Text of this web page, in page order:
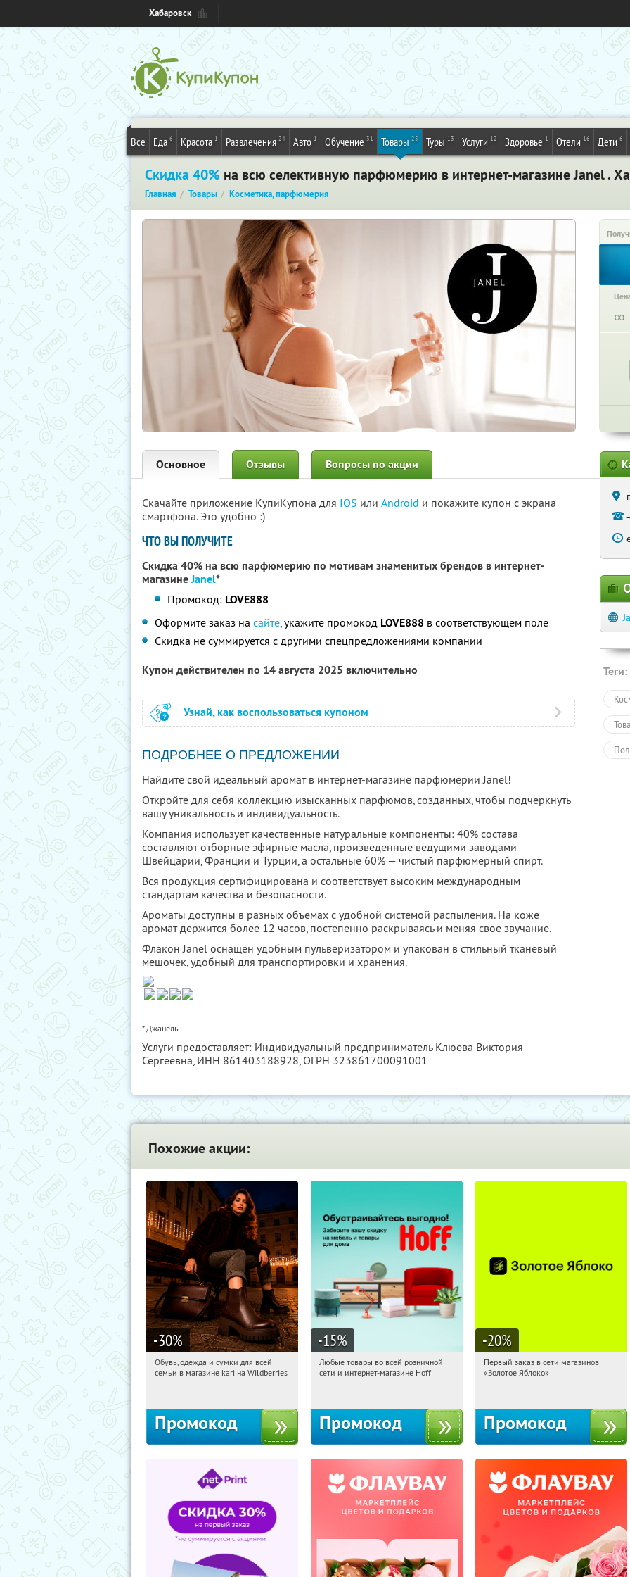
Хабаровск
Все Еда 6 Красота 1 Развлечения 24 Авто 1 Обучение 31 Товары 25 Туры 13 Услуги 12 Здоровье 1 Отели 16 Дети 6
Скидка 40% на всю селективную парфюмерию в интернет-магазине Janel .
Главная Товары Косметика, парфюмерия
∞
Основное Отзывы Вопросы по акции
Скачайте приложение КупиКупона для IOS или Android и покажите купон с экрана
смартфона. Это удобно :)
ЧТО ВЫ ПОЛУЧИТЕ
Скидка 40% на всю парфюмерию по мотивам знаменитых брендов в интернет-
магазинеJanel*
Промокод: LOVE888
Оформите заказ на сайте, укажите промокод LOVE888 в соответствующем поле
Скидка не суммируется с другими спецпредложениями компании
Купон действителен по 14 августа 2025 включительно
Узнай, как воспользоваться купоном
ПОДРОБНЕЕ О ПРЕДЛОЖЕНИИ
Найдите свой идеальный аромат в интернет-магазине парфюмерии Janel!
Откройте для себя коллекцию изысканных парфюмов, созданных, чтобы подчеркнуть
вашу уникальность и индивидуальность.
Компания использует качественные натуральные компоненты: 40% состава
составляют отборные эфирные масла, произведенные ведущими заводами
Швейцарии, Франции и Турции, а остальные 60% — чистый парфюмерный спирт.
Вся продукция сертифицирована и соответствует высоким международным
стандартам качества и безопасности.
Ароматы доступны в разных объемах с удобной системой распыления. На коже
аромат держится более 12 часов, постепенно раскрываясь и меняя свое звучание.
Флакон Janel оснащен удобным пульверизатором и упакован в стильный тканевый
мешочек, удобный для транспортировки и хранения.
* Джанель
Услуги предоставляет: Индивидуальный предприниматель Клюева Виктория
Сергеевна, ИНН 861403188928, ОГРН 323861700091001
Теги:
Похожие акции:
-30%
23:57:08 Получили:
Обувь, одежда и сумки для всей
семьи в магазине kari на Wildberries
Промокод
-15%
23:57:08 Получили:
Любые товары во всей розничной
сети и интернет-магазине Hoff
Промокод
-20%
23:57:08
Получи первым!
Первый заказ в сети магазинов
«Золотое Яблоко»
Промокод